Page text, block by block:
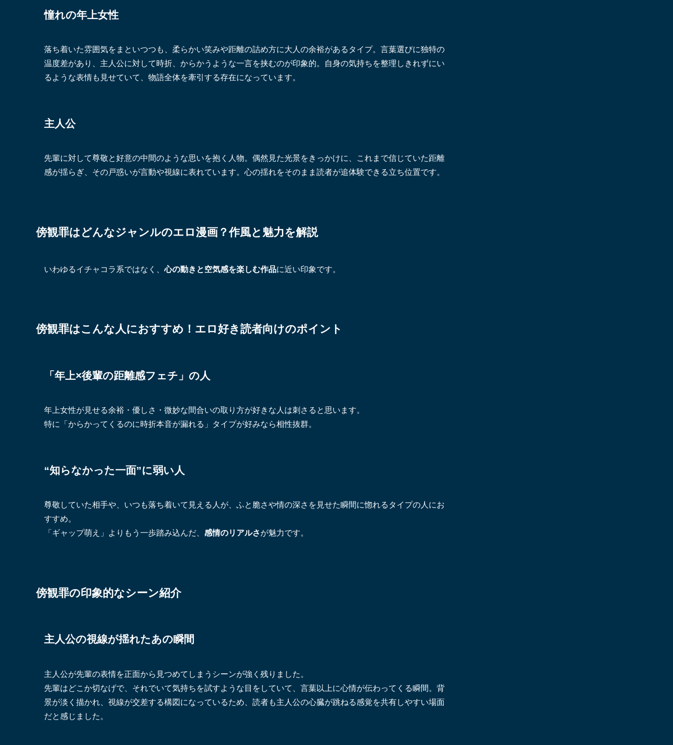
憧れの年上女性
落ち着いた雰囲気をまといつつも、柔らかい笑みや距離の詰め方に大人の余裕があるタイプ。言葉選びに独特の
温度差があり、主人公に対して時折、からかうような一言を挟むのが印象的。自身の気持ちを整理しきれずにい
るような表情も見せていて、物語全体を牽引する存在になっています。
主人公
先輩に対して尊敬と好意の中間のような思いを抱く人物。偶然見た光景をきっかけに、これまで信じていた距離
感が揺らぎ、その戸惑いが言動や視線に表れています。心の揺れをそのまま読者が追体験できる立ち位置です。
傍観罪はどんなジャンルのエロ漫画？作風と魅力を解説
いわゆるイチャコラ系ではなく、心の動きと空気感を楽しむ作品に近い印象です。
傍観罪はこんな人におすすめ！エロ好き読者向けのポイント
「年上×後輩の距離感フェチ」の人
年上女性が見せる余裕・優しさ・微妙な間合いの取り方が好きな人は刺さると思います。
特に「からかってくるのに時折本音が漏れる」タイプが好みなら相性抜群。
“知らなかった一面”に弱い人
尊敬していた相手や、いつも落ち着いて見える人が、ふと脆さや情の深さを見せた瞬間に惚れるタイプの人にお
すすめ。
「ギャップ萌え」よりもう一歩踏み込んだ、 感情のリアルさが魅力です。
傍観罪の印象的なシーン紹介
主人公の視線が揺れたあの瞬間
主人公が先輩の表情を正面から見つめてしまうシーンが強く残りました。
先輩はどこか切なげで、それでいて気持ちを試すような目をしていて、言葉以上に心情が伝わってくる瞬間。背
景が淡く描かれ、視線が交差する構図になっているため、読者も主人公の心臓が跳ねる感覚を共有しやすい場面
だと感じました。